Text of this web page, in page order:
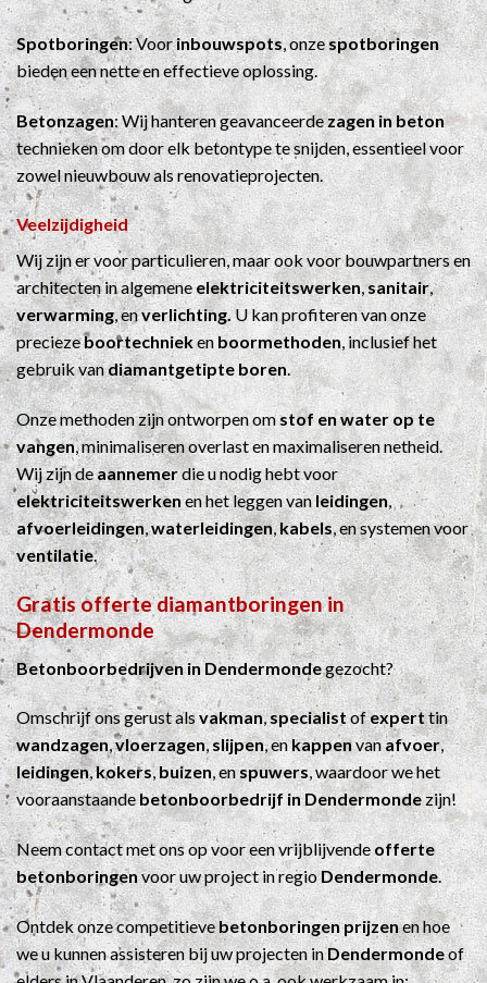
Spotboringen: Voorinbouwspots, onzespotboringen
bieden een nette en effectieve oplossing.
Betonzagen: Wij hanteren geavanceerde zagen in beton
technieken om door elk betontype te snijden, essentieel voor
zowel nieuwbouw als renovatieprojecten.
Veelzijdigheid
Wij zijn er voor particulieren, maar ook voor bouwpartners en
architecten in algemeneelektriciteitswerken,sanitair,
verwarming, enverlichting.U kan profiteren van onze
preciezeboortechniekenboormethoden, inclusief het
gebruik vandiamantgetipte boren.
Onze methoden zijn ontworpen omstof en water op te
vangen, minimaliseren overlast en maximaliseren netheid.
Wij zijn deaannemerdie u nodig hebt voor
elektriciteitswerkenen het leggen vanleidingen,
afvoerleidingen,waterleidingen,kabels, en systemen voor
ventilatie.
Gratis offerte diamantboringen in
Dendermonde
Betonboorbedrijven in Dendermondegezocht?
Omschrijf ons gerust alsvakman,specialistofexperttin
wandzagen,vloerzagen,slijpen, enkappenvanafvoer,
leidingen,kokers,buizen, enspuwers, waardoor we het
vooraanstaandebetonboorbedrijf in Dendermondezijn!
Neem contact met ons op voor een vrijblijvendeofferte
betonboringenvoor uw project in regioDendermonde.
Ontdek onze competitievebetonboringen prijzenen hoe
we u kunnen assisteren bij uw projecten inDendermondeof